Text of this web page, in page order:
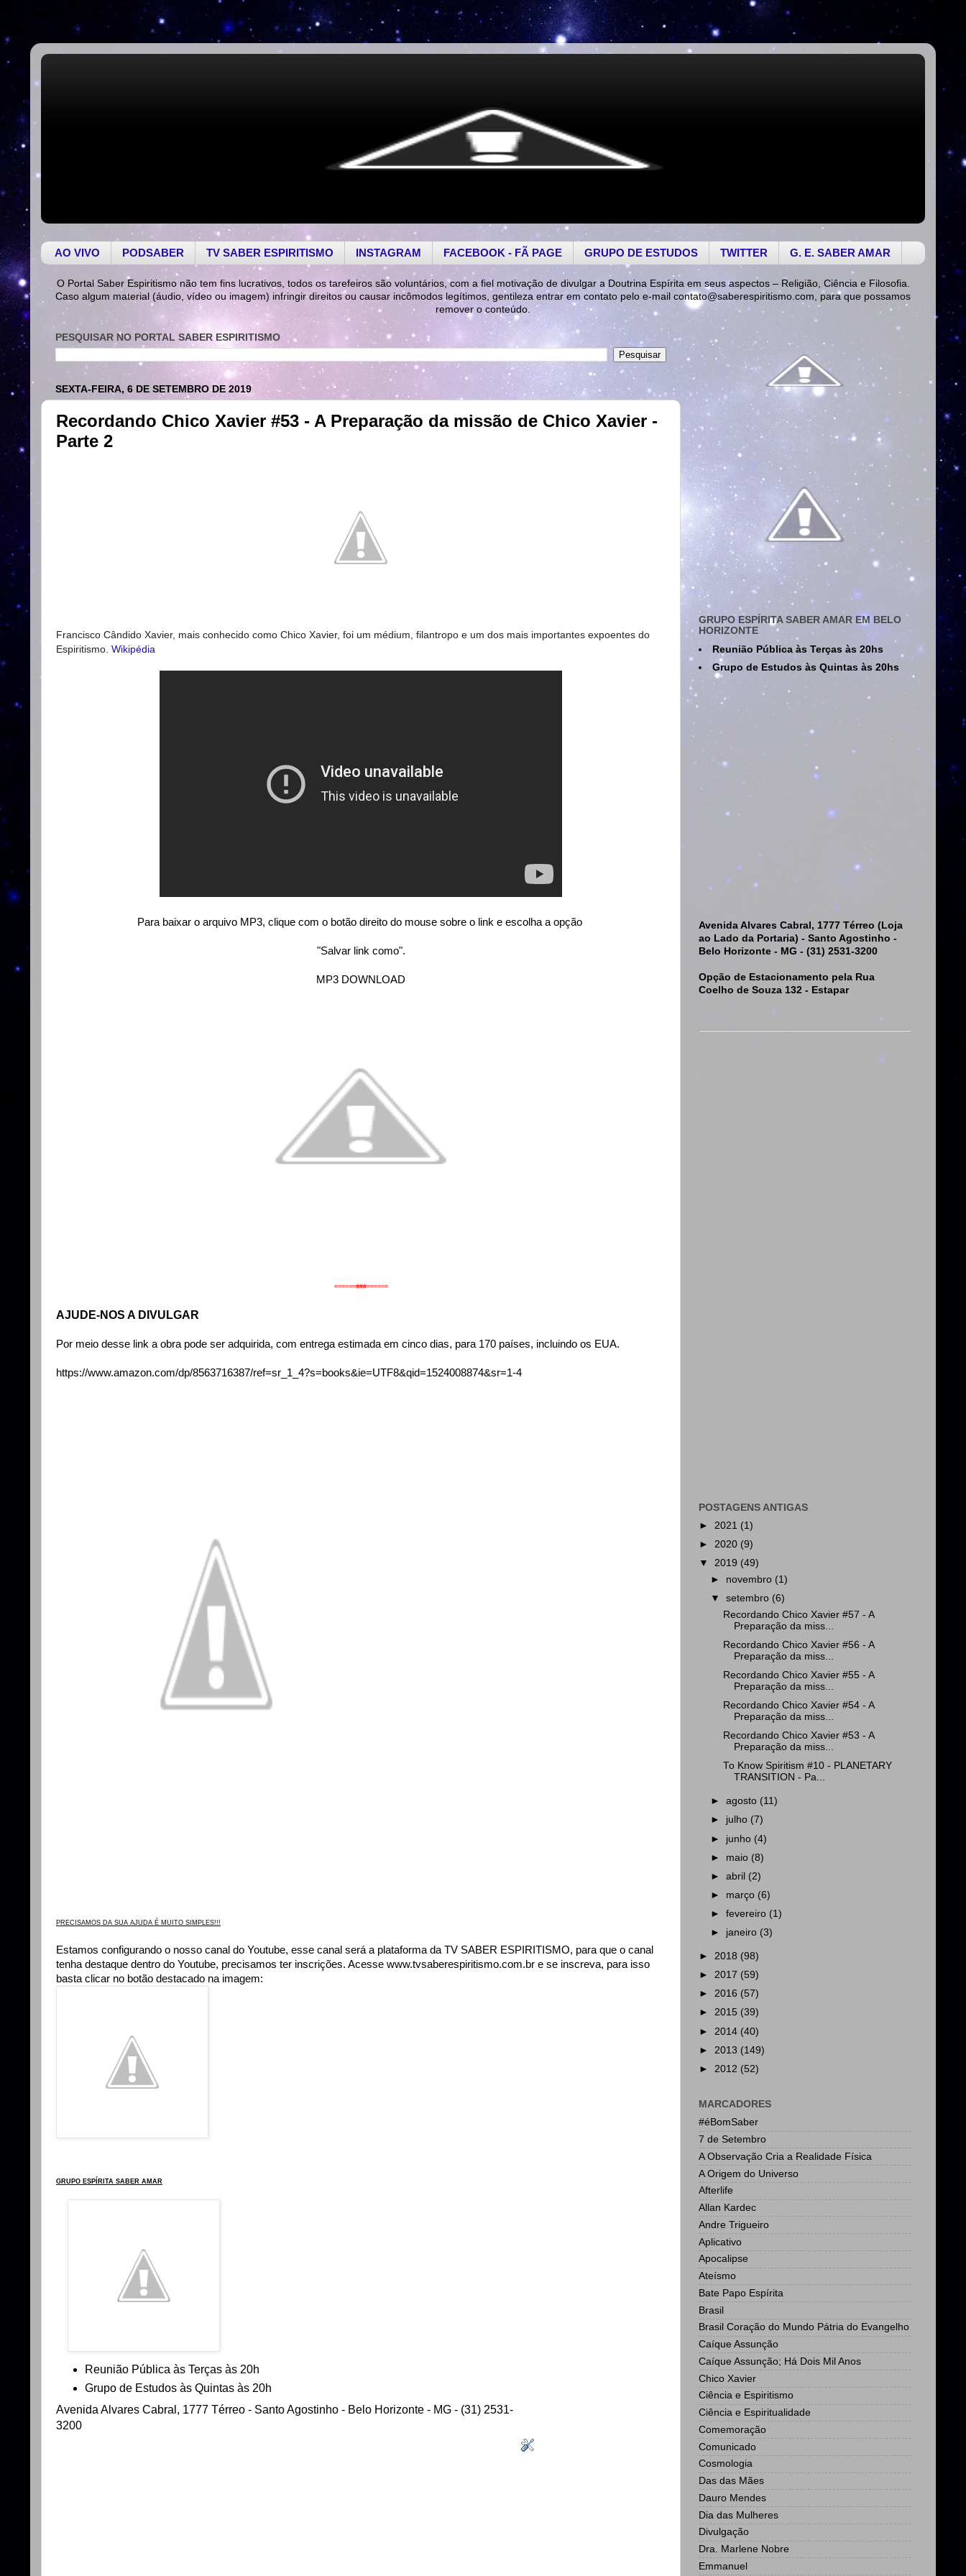
AO VIVO PODSABER TV SABER ESPIRITISMO INSTAGRAM FACEBOOK - FÃ PAGE GRUPO DE ESTUDOS TWITTER G. E. SABER AMAR
O Portal Saber Espiritismo não tem fins lucrativos, todos os tarefeiros são voluntários, com a fiel motivação de divulgar a Doutrina Espírita em seus aspectos – Religião, Ciência e Filosofia.
Caso algum material (áudio, vídeo ou imagem) infringir direitos ou causar incômodos legítimos, gentileza entrar em contato pelo e-mail contato@saberespiritismo.com , para que possamos
remover o conteúdo.
PESQUISAR NO PORTAL SABER ESPIRITISMO
SEXTA-FEIRA, 6 DE SETEMBRO DE 2019
Recordando Chico Xavier #53 - A Preparação da missão de Chico Xavier -
Parte 2
Francisco Cândido Xavier, mais conhecido como Chico Xavier, foi um médium, filantropo e um dos mais importantes expoentes do
Espiritismo. Wikipédia
Para baixar o arquivo MP3, clique com o botão direito do mouse sobre o link e escolha a opção
"Salvar link como".
MP3 DOWNLOAD
======###======
AJUDE-NOS A DIVULGAR
Por meio desse link a obra pode ser adquirida, com entrega estimada em cinco dias, para 170 países, incluindo os EUA.
https://www.amazon.com/dp/8563716387/ref=sr_1_4?s=books&ie=UTF8&qid=1524008874&sr=1-4
PRECISAMOS DA SUA AJUDA É MUITO SIMPLES!!!
Estamos configurando o nosso canal do Youtube, esse canal será a plataforma da TV SABER ESPIRITISMO, para que o canal
tenha destaque dentro do Youtube, precisamos ter inscrições. Acesse www.tvsaberespiritismo.com.br e se inscreva, para isso
basta clicar no botão destacado na imagem:
GRUPO ESPÍRITA SABER AMAR
Reunião Pública às Terças às 20h
Grupo de Estudos às Quintas às 20h
Avenida Alvares Cabral, 1777 Térreo - Santo Agostinho - Belo Horizonte - MG - (31) 2531-
3200
GRUPO ESPÍRITA SABER AMAR EM BELO
HORIZONTE
Reunião Pública às Terças às 20hs
Grupo de Estudos às Quintas às 20hs
Avenida Alvares Cabral, 1777 Térreo (Loja
ao Lado da Portaria) - Santo Agostinho -
Belo Horizonte - MG - (31) 2531-3200
Opção de Estacionamento pela Rua
Coelho de Souza 132 - Estapar
POSTAGENS ANTIGAS
► 2021 (1)
► 2020 (9)
▼ 2019 (49)
► novembro (1)
▼setembro (6)
Recordando Chico Xavier #57 - A
Preparação da miss...
Recordando Chico Xavier #56 - A
Preparação da miss...
Recordando Chico Xavier #55 - A
Preparação da miss...
Recordando Chico Xavier #54 - A
Preparação da miss...
Recordando Chico Xavier #53 - A
Preparação da miss...
To Know Spiritism #10 - PLANETARY
TRANSITION - Pa...
►agosto (11)
► julho (7)
► junho (4)
► maio (8)
►abril (2)
► março (6)
►fevereiro (1)
► janeiro (3)
► 2018 (98)
► 2017 (59)
► 2016 (57)
► 2015 (39)
► 2014 (40)
► 2013 (149)
► 2012 (52)
MARCADORES
#éBomSaber
7 de Setembro
A Observação Cria a Realidade Física
A Origem do Universo
Afterlife
Allan Kardec
Andre Trigueiro
Aplicativo
Apocalipse
Ateísmo
Bate Papo Espírita
Brasil
Brasil Coração do Mundo Pátria do Evangelho
Caíque Assunção
Caíque Assunção; Há Dois Mil Anos
Chico Xavier
Ciência e Espiritismo
Ciência e Espiritualidade
Comemoração
Comunicado
Cosmologia
Das das Mães
Dauro Mendes
Dia das Mulheres
Divulgação
Dra. Marlene Nobre
Emmanuel